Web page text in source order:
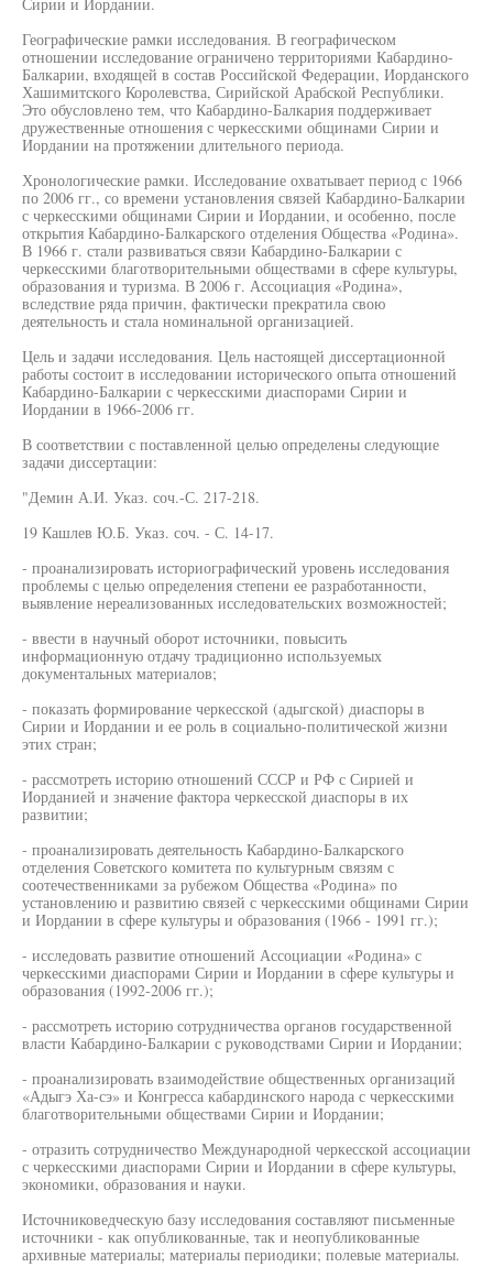
Географические рамки исследования. В географическом
отношении исследование ограничено территориями Кабардино-
Балкарии, входящей в состав Российской Федерации, Иорданского
Хашимитского Королевства, Сирийской Арабской Республики.
Это обусловлено тем, что Кабардино-Балкария поддерживает
дружественные отношения с черкесскими общинами Сирии и
Иордании на протяжении длительного периода.
Хронологические рамки. Исследование охватывает период с 1966
по 2006 гг., со времени установления связей Кабардино-Балкарии
с черкесскими общинами Сирии и Иордании, и особенно, после
открытия Кабардино-Балкарского отделения Общества «Родина».
В 1966 г. стали развиваться связи Кабардино-Балкарии с
черкесскими благотворительными обществами в сфере культуры,
образования и туризма. В 2006 г. Ассоциация «Родина»,
вследствие ряда причин, фактически прекратила свою
деятельность и стала номинальной организацией.
Цель и задачи исследования. Цель настоящей диссертационной
работы состоит в исследовании исторического опыта отношений
Кабардино-Балкарии с черкесскими диаспорами Сирии и
Иордании в 1966-2006 гг.
В соответствии с поставленной целью определены следующие
задачи диссертации:
"Демин А.И. Указ. соч.-С. 217-218.
19 Кашлев Ю.Б. Указ. соч. - С. 14-17.
- проанализировать историографический уровень исследования
проблемы с целью определения степени ее разработанности,
выявление нереализованных исследовательских возможностей;
- ввести в научный оборот источники, повысить
информационную отдачу традиционно используемых
документальных материалов;
- показать формирование черкесской (адыгской) диаспоры в
Сирии и Иордании и ее роль в социально-политической жизни
этих стран;
- рассмотреть историю отношений СССР и РФ с Сирией и
Иорданией и значение фактора черкесской диаспоры в их
развитии;
- проанализировать деятельность Кабардино-Балкарского
отделения Советского комитета по культурным связям с
соотечественниками за рубежом Общества «Родина» по
установлению и развитию связей с черкесскими общинами Сирии
и Иордании в сфере культуры и образования (1966 - 1991 гг.);
- исследовать развитие отношений Ассоциации «Родина» с
черкесскими диаспорами Сирии и Иордании в сфере культуры и
образования (1992-2006 гг.);
- рассмотреть историю сотрудничества органов государственной
власти Кабардино-Балкарии с руководствами Сирии и Иордании;
- проанализировать взаимодействие общественных организаций
«Адыгэ Ха-сэ» и Конгресса кабардинского народа с черкесскими
благотворительными обществами Сирии и Иордании;
- отразить сотрудничество Международной черкесской ассоциации
с черкесскими диаспорами Сирии и Иордании в сфере культуры,
экономики, образования и науки.
Источниковедческую базу исследования составляют письменные
источники - как опубликованные, так и неопубликованные
архивные материалы; материалы периодики; полевые материалы.